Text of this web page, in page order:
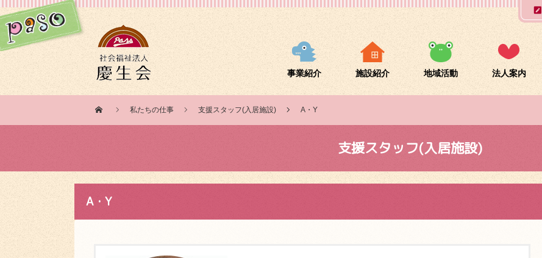
事業紹介 施設紹介 地域活動 法人案内
私たちの仕事 支援スタッフ(入居施設) A・Y
支援スタッフ(入居施設)
A・Y